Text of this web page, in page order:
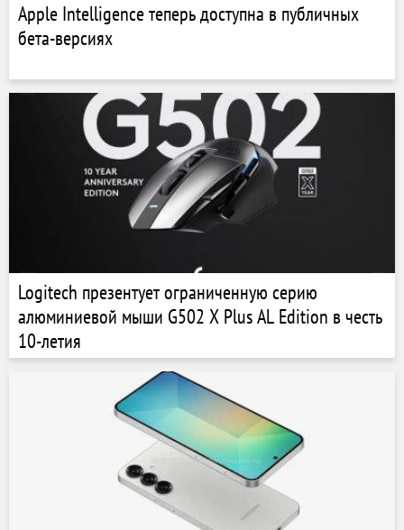
Apple Intelligence теперь доступна в публичных
бета-версиях
Logitech презентует ограниченную серию
алюминиевой мыши G502 X Plus AL Edition в честь
10-летия